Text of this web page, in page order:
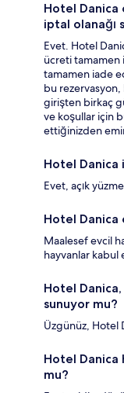
Hotel
iptal olanağı
Evet. Hotel
ücreti tamamen
tamamen iade
bu rezervasyon,
girişten birkaç
ve koşullar için
ettiğinizden
Hotel Danica
Evet, açık
Hotel Danica
Maalesef evcil
hayvanlar
Hotel
sunuyor mu?
Üzgünüz, Hotel
Hotel Danica
mu?